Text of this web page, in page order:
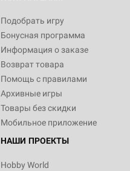
Подобрать игру
Бонусная программа
Информация о заказе
Возврат товара
Помощь с правилами
Архивные игры
Товары без скидки
Мобильное приложение
НАШИ ПРОЕКТЫ
Hobby World